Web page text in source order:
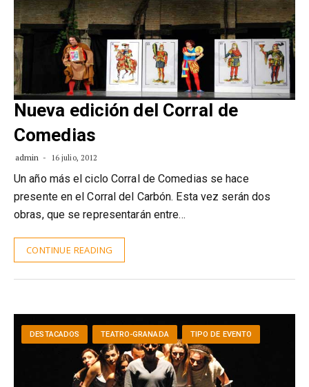
Nueva edición del Corral de
Comedias
admin 16 julio, 2012
Un año más el ciclo Corral de Comedias se hace
presente en el Corral del Carbón. Esta vez serán dos
obras, que se representarán entre…
CONTINUE READING
DESTACADOS TEATRO-GRANADA TIPO DE EVENTO